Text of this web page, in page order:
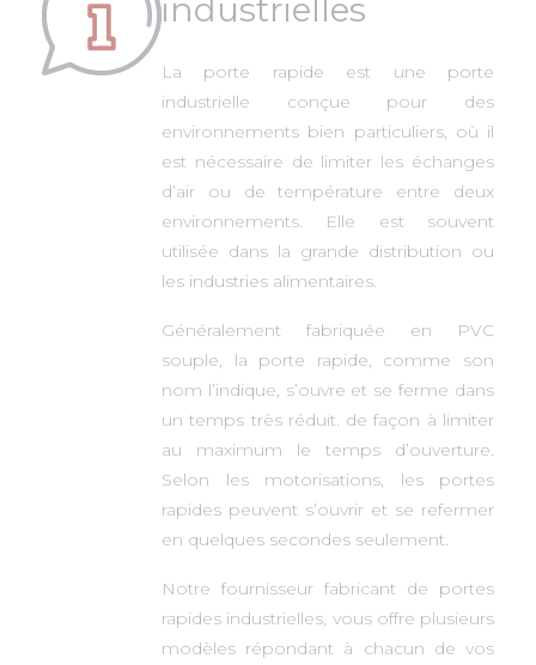
industrielles
La porte rapide est une porte
industrielle conçue pour des
environnements bien particuliers, où il
est nécessaire de limiter les échanges
d’air ou de température entre deux
environnements. Elle est souvent
utilisée dans la grande distribution ou
les industries alimentaires.
Généralement fabriquée en PVC
souple, la porte rapide, comme son
nom l’indique, s’ouvre et se ferme dans
un temps très réduit. de façon à limiter
au maximum le temps d’ouverture.
Selon les motorisations, les portes
rapides peuvent s’ouvrir et se refermer
en quelques secondes seulement.
Notre fournisseur fabricant de portes
rapides industrielles, vous offre plusieurs
modèles répondant à chacun de vos